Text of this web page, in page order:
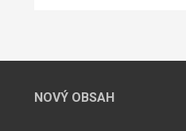
NOVÝ OBSAH